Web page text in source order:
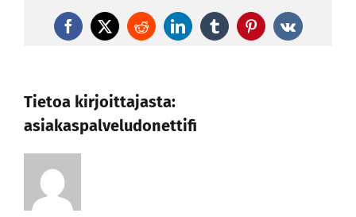
Facebook
X RedditLinkedInTumblrPinterest
Vk
Tietoa kirjoittajasta:
asiakaspalveludonettifi